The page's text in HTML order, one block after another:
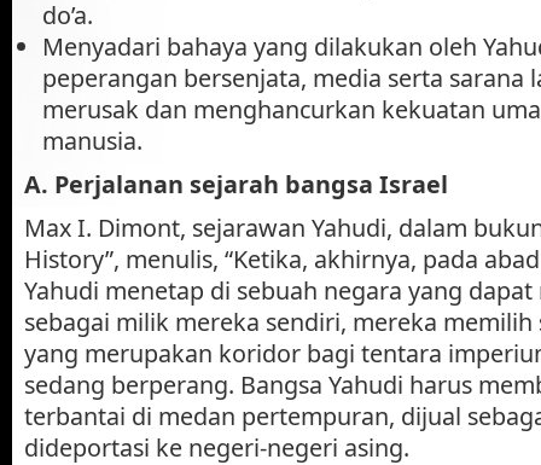
do’a.
Menyadari bahaya yang dilakukan oleh
peperangan bersenjata, media serta sarana
merusak dan menghancurkan kekuatan
manusia.
A. Perjalanan sejarah bangsa Israel
Max I. Dimont, sejarawan Yahudi, dalam
History”, menulis, “Ketika, akhirnya, pada
Yahudi menetap di sebuah negara yang
sebagai milik mereka sendiri, mereka
yang merupakan koridor bagi tentara
sedang berperang. Bangsa Yahudi harus
terbantai di medan pertempuran, dijual
dideportasi ke negeri-negeri asing.